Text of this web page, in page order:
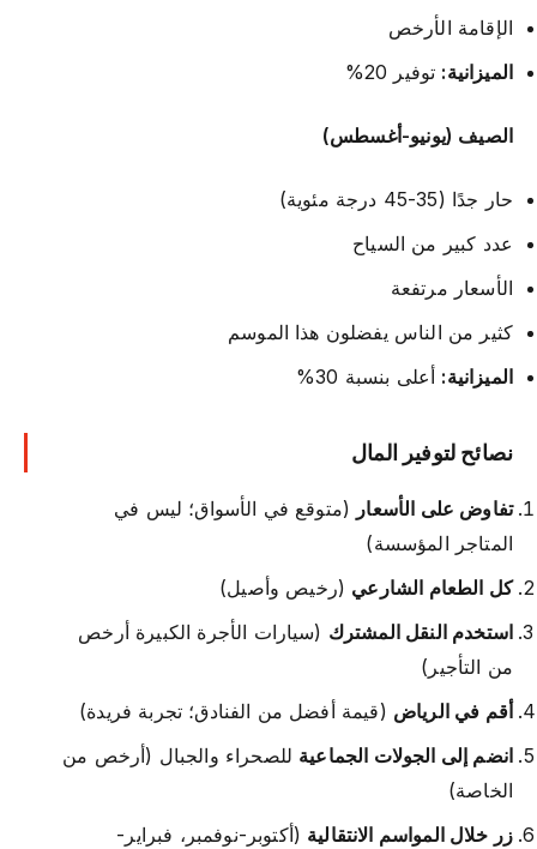
الإقامة الأرخص
الميزانية: توفير 20%
الصيف (يونيو-أغسطس)
حار جدًا (35-45 درجة مئوية)
عدد كبير من السياح
الأسعار مرتفعة
كثير من الناس يفضلون هذا الموسم
الميزانية: أعلى بنسبة 30%
نصائح لتوفير المال
تفاوض على الأسعار (متوقع في الأسواق؛ ليس في
المتاجر المؤسسة)
كل الطعام الشارعي (رخيص وأصيل)
استخدم النقل المشترك (سيارات الأجرة الكبيرة أرخص
من التأجير)
أقم في الرياض (قيمة أفضل من الفنادق؛ تجربة فريدة)
انضم إلى الجولات الجماعية للصحراء والجبال (أرخص من
الخاصة)
زر خلال المواسم الانتقالية (أكتوبر-نوفمبر، فبراير-